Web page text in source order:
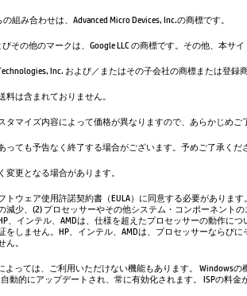
組み合わせは、Advanced Micro Devices, Inc.の商標です。
びその他のマークは、Google LLC の商標です。その他、本
Inc. および／またはその子会社の商標または登録
は含まれておりません。
マイズ内容によって価格が異なりますので、あらかじめご
ても予告なく終了する場合がございます。予めご了承くだ
更となる場合があります。
トウェア使用許諾契約書（EULA）に同意する必要があり
少、(2) プロセッサーやその他システム・コンポーネント
、インテル、AMDは、仕様を超えたプロセッサーの動作に
をしません。HP、インテル、AMDは、プロセッサーなら
。
っては、ご利用いただけない機能もあります。 Windows
動的にアップデートされ、常に有効化されます。 ISPの料